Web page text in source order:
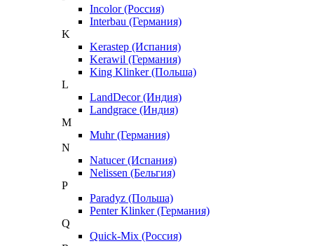
Incolor (Россия)
Interbau (Германия)
K
Kerastep (Испания)
Kerawil (Германия)
King Klinker (Польша)
L
LandDecor (Индия)
Landgrace (Индия)
M
Muhr (Германия)
N
Natucer (Испания)
Nelissen (Бельгия)
P
Paradyz (Польша)
Penter Klinker (Германия)
Q
Quick-Mix (Россия)